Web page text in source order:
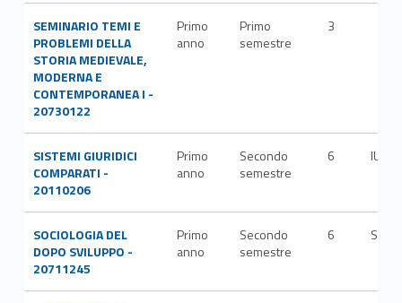
SEMINARIO TEMI E
PROBLEMI DELLA
STORIA MEDIEVALE,
MODERNA E
CONTEMPORANEA I -
20730122
Primo
anno
Primo
semestre
3
SISTEMI GIURIDICI
COMPARATI -
20110206
Primo
anno
Secondo
semestre
6 IUS/
SOCIOLOGIA DEL
DOPO SVILUPPO -
20711245
Primo
anno
Secondo
semestre
6 SPS/